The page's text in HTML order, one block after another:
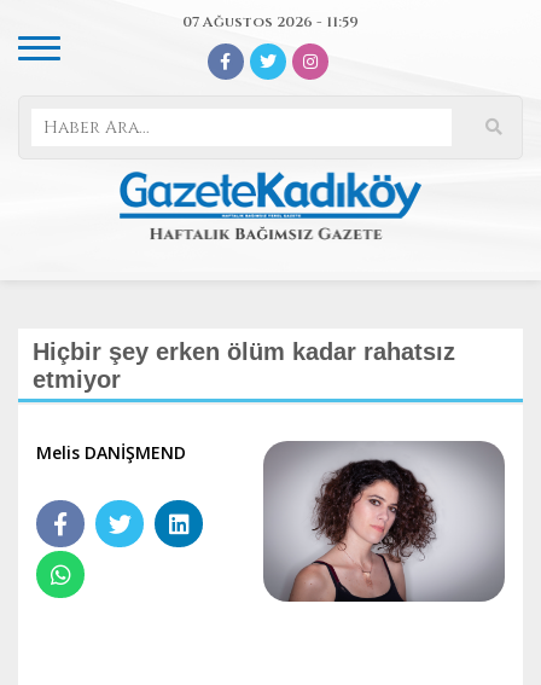
07 Ağustos 2026 - 11:59
Hiçbir şey erken ölüm kadar rahatsız
etmiyor
Melis DANİŞMEND